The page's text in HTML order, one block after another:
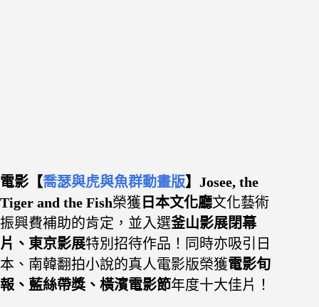
電影【喬瑟與虎與魚群動畫版】Josee, the
Tiger and the Fish榮獲 日本文化廳文化藝術
振興費補助的肯定，並入選釜山影展閉幕
片、東京影展特別招待作品！同時亦吸引日
本、南韓翻拍小說的真人電影版榮獲電影旬
報、藍絲帶獎、橫濱電影節年度十大佳片！